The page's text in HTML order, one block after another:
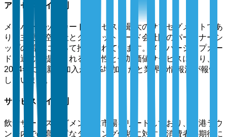
アクセスタイプ別
メンバーシップカードアクセスは最大のサブセグメントであ
り、主要航空会社とクレジットカード会社間のパートナーシ
ップの増加によって推進されています。メンバーシップカー
ドを通じて提供される利便性と付加価値サービスにより、
2024年には新規加入が30%増加したと業界の情報源が報告
しています。
サービスタイプ別
飲食サービスセグメントは市場をリードしており、空港ラウ
ンジ内での高品質なダイニング体験に対する消費者の期待に